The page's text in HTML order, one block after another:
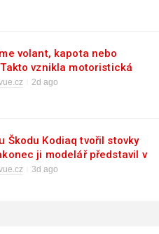
volant, kapota nebo
vznikla motoristická
zná každý
2d ago
Škodu Kodiaq tvořil stovky
ji modelář představil v
3d ago